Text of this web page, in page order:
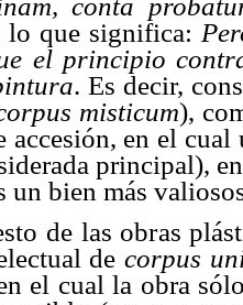
conta
lo que significa: 
el principio
. Es decir,
misticum),
en el cual
principal),
un bien más
de las obras
decorpus
el cual la obra